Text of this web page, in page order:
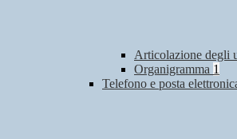
Articolazione degli
Organigramma 1
Telefono e posta